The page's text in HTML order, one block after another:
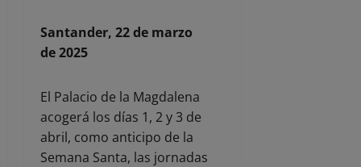
Santander, 22 de marzo
de 2025
El Palacio de la Magdalena
acogerá los días 1, 2 y 3 de
abril, como anticipo de la
Semana Santa, las jornadas